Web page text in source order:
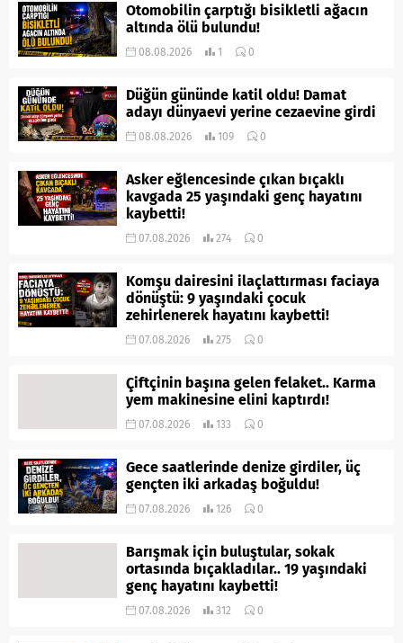
Otomobilin çarptığı bisikletli ağacın
altında ölü bulundu!
08.08.2026 1 0
Düğün gününde katil oldu! Damat
adayı dünyaevi yerine cezaevine girdi
08.08.2026 109 0
Asker eğlencesinde çıkan bıçaklı
kavgada 25 yaşındaki genç hayatını
kaybetti!
07.08.2026 274 0
Komşu dairesini ilaçlattırması faciaya
dönüştü: 9 yaşındaki çocuk
zehirlenerek hayatını kaybetti!
07.08.2026 275 0
Çiftçinin başına gelen felaket.. Karma
yem makinesine elini kaptırdı!
07.08.2026 133 0
Gece saatlerinde denize girdiler, üç
gençten iki arkadaş boğuldu!
07.08.2026 126 0
Barışmak için buluştular, sokak
ortasında bıçakladılar.. 19 yaşındaki
genç hayatını kaybetti!
07.08.2026 312 0